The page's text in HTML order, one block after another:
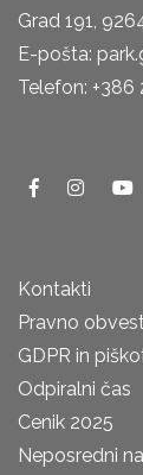
Grad 191,
E-pošta:
Telefon: +386
Kontakti
Pravno
GDPR in
Odpiralni čas
Cenik 2025
Neposredni